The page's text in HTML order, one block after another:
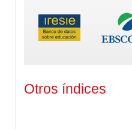
Otros índices